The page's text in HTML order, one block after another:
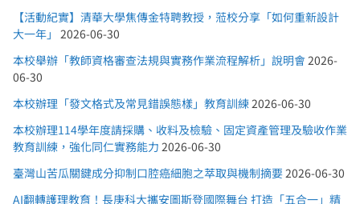
【活動紀實】清華大學焦傳金特聘教授，蒞校分享「如何重新設計
大一年」
2026-06-30
本校舉辦「教師資格審查法規與實務作業流程解析」說明會 2026-
06-30
本校辦理「發文格式及常見錯誤態樣」教育訓練 2026-06-30
本校辦理114學年度請採購、收料及檢驗、固定資產管理及驗收作業
教育訓練，強化同仁實務能力 2026-06-30
臺灣山苦瓜關鍵成分抑制口腔癌細胞之萃取與機制摘要 2026-06-30
AI翻轉護理教育！長庚科大攜安圖斯登國際舞台 打造「五合一」精